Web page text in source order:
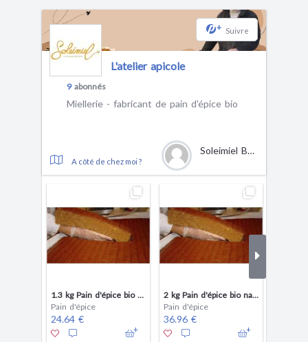
+ Suivre
L'atelier apicole
9abonnés
Miellerie - fabricant de pain d'épice bio
A côté de chez moi ?
Soleimiel Bach
1.3 kg Pain d'épice bio nature
Pain d'épice
24.64 €
2 kg Pain d'épice bio nature
Pain d'épice
36.96 €